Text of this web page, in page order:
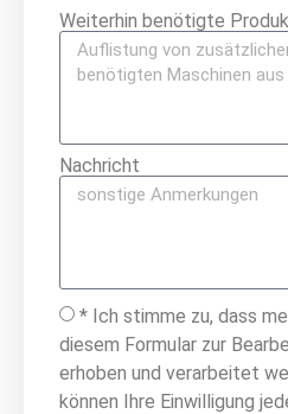
Weiterhin benötigte
Nachricht
* Ich stimme zu, dass
diesem Formular zur
erhoben und verarbeitet
können Ihre Einwilligung